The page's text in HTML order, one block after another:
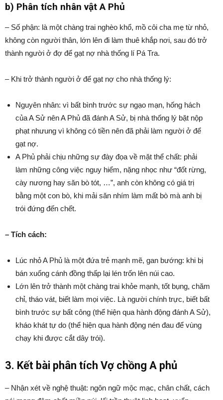
b) Phân tích nhân vật A Phủ
– Số phận: là một chàng trai nghèo khổ, mồ côi cha mẹ từ nhỏ,
không còn người thân, lớn lên đi làm thuê khắp nơi, sau đó trở
thành người ở đợ để gạt nợ nhà thống lí Pá Tra.
– Khi trở thành người ở để gạt nợ cho nhà thống lý:
Nguyên nhân: vì bất bình trước sự ngạo mạn, hống hách
của A Sử nên A Phủ đã đánh A Sử, bị nhà thống lý bặt nộp
phạt nhưung vì không có tiền nên đã phải làm người ở để
gạt nợ.
A Phủ phải chịu những sự đày đọa về mặt thể chất: phải
làm những công việc nguy hiểm, nặng nhọc như “đốt rừng,
cày nương hay săn bò tót, …”, anh còn không có giá trị
bằng một con bò, khi mải săn nhím làm mất bò mà anh bị
trói đứng đến chết.
– Tích cách:
Lúc nhỏ A Phủ là một đứa trẻ mạnh mẽ, gan bướng: khi bị
bán xuống cánh đồng thấp lại lén trốn lên núi cao.
Lớn lên trở thành một chàng trai khỏe mạnh, tốt bụng, chăm
chỉ, tháo vát, biết làm mọi việc. Là người chính trực, biết bất
bình trước sự bất công (thể hiện qua hành động đánh A Sử),
kháo khát tự do (thể hiện qua hành động nén đau để vùng
chạy khi được cắt dây trói).
3. Kết bài phân tích Vợ chồng A phủ
– Nhận xét về nghệ thuật: ngôn ngữ mộc mạc, chân chất, cách